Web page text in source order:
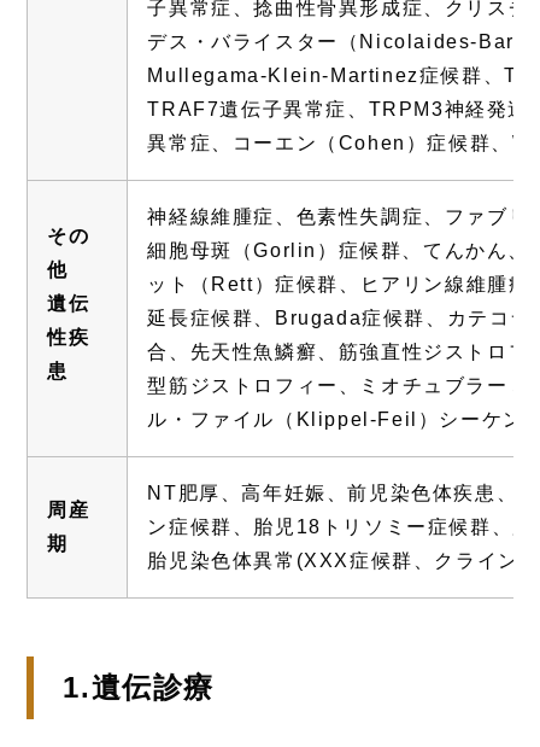
子異常症、捻曲性骨異形成症、クリス
デス・バライスター（Nicolaides-
Mullegama-Klein-Martinez症候群、
TRAF7遺伝子異常症、TRPM3神経発
異常症、コーエン（Cohen）症候群、
その
他
遺伝
性疾
患
神経線維腫症、色素性失調症、ファブ
細胞母斑（Gorlin）症候群、てんかん、
ット（Rett）症候群、ヒアリン線維腫
延長症候群、Brugada症候群、カテコ
合、先天性魚鱗癬、筋強直性ジストロ
型筋ジストロフィー、ミオチュブラー
ル・ファイル（Klippel-Feil）シーケン
周産
期
NT肥厚、高年妊娠、前児染色体疾患、
ン症候群、胎児18トリソミー症候群、
胎児染色体異常(XXX症候群、クライン
1.遺伝診療